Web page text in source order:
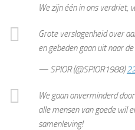
We zijn één in ons verdriet,
Grote verslagenheid over
en gebeden gaan uit naar
— SPIOR (@SPIOR1988)
We gaan onverminderd
alle mensen van goede wil
samenleving!